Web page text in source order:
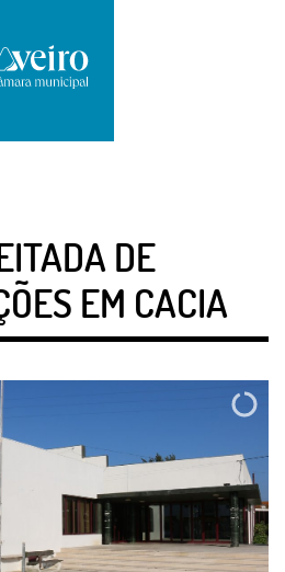
DE
EM CACIA